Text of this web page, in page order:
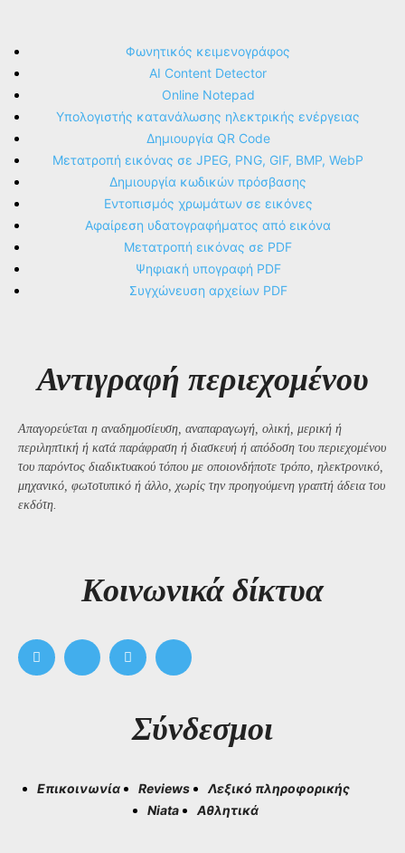
Φωνητικός κειμενογράφος
AI Content Detector
Online Notepad
Υπολογιστής κατανάλωσης ηλεκτρικής ενέργειας
Δημιουργία QR Code
Μετατροπή εικόνας σε JPEG, PNG, GIF, BMP, WebP
Δημιουργία κωδικών πρόσβασης
Εντοπισμός χρωμάτων σε εικόνες
Αφαίρεση υδατογραφήματος από εικόνα
Μετατροπή εικόνας σε PDF
Ψηφιακή υπογραφή PDF
Συγχώνευση αρχείων PDF
Αντιγραφή περιεχομένου
Απαγορεύεται η αναδημοσίευση, αναπαραγωγή, ολική, μερική ή
περιληπτική ή κατά παράφραση ή διασκευή ή απόδοση του περιεχομένου
του παρόντος διαδικτυακού τόπου με οποιονδήποτε τρόπο, ηλεκτρονικό,
μηχανικό, φωτοτυπικό ή άλλο, χωρίς την προηγούμενη γραπτή άδεια του
εκδότη.
Kοινωνικά δίκτυα
Σύνδεσμοι
Επικοινωνία Reviews
Λεξικό πληροφορικής
Niata
Αθλητικά